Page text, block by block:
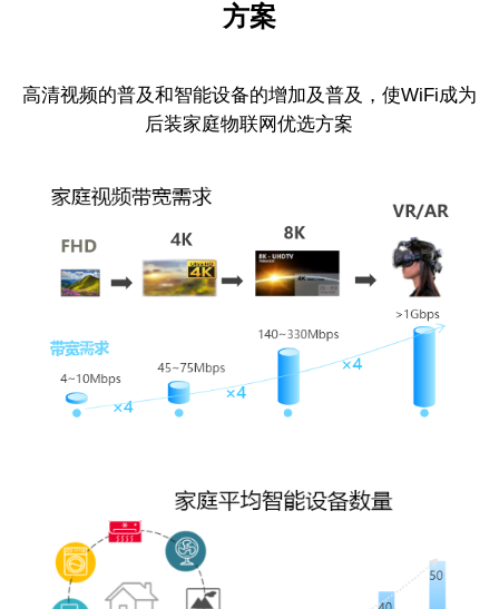
方案
高清视频的普及和智能设备的增加及普及，使WiFi成为
后装家庭物联网优选方案